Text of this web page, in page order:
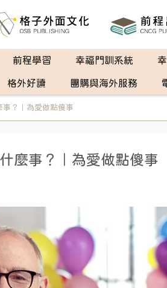
前程學習 幸福門訓系統
格外好讀 團購與海外服務
？｜為愛做點傻事
麼事？｜為愛做點傻事